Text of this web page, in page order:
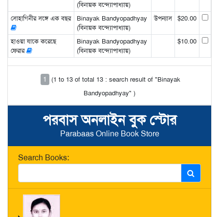
পরবাস অনলাইন বুক স্টোর
Parabaas Online Book Store
Search Books:
(বিনায়ক বন্দ্যোপাধ্যায়)
সোহাগিনীর সঙ্গে এক বছর
Binayak Bandyopadhyay
(বিনায়ক বন্দ্যোপাধ্যায়)
উপন্যাস $20.00
হাওয়া যাকে করেছে
ফেরার
Binayak Bandyopadhyay
(বিনায়ক বন্দ্যোপাধ্যায়)
$10.00
1
(1 to 13 of total 13 : search result of "Binayak
Bandyopadhyay" )